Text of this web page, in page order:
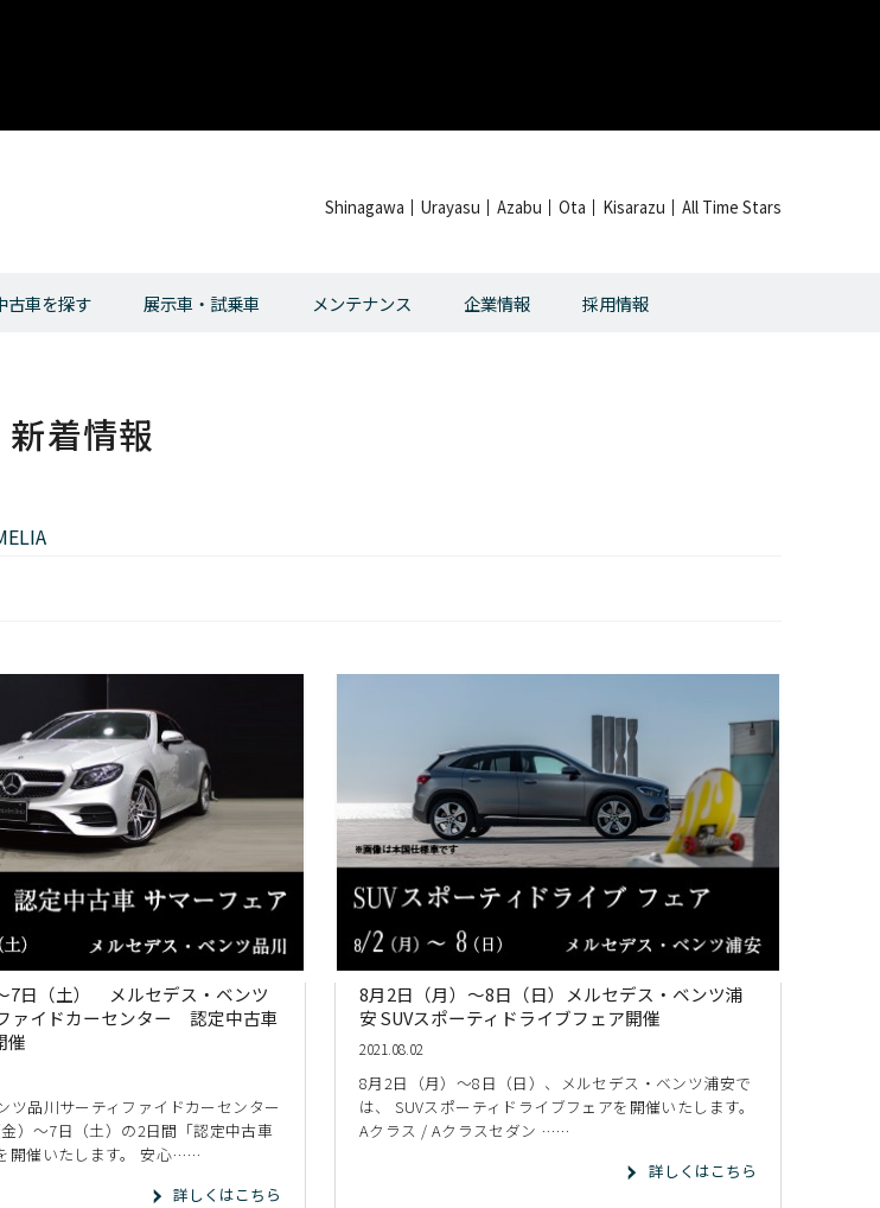
Shinagawa Urayasu Azabu Ota Kisarazu All Time Stars
古車を探す 展示車・試乗車 メンテナンス 企業情報 採用情報
新着情報
7日（土） メルセデス・ベンツ
ァイドカーセンター 認定中古車
催
ツ品川サーティファイドカーセンター
）～7日（土）の2日間「認定中古車
開催いたします。 安心……
詳しくはこちら
8月2日（月）～8日（日）メルセデス・ベンツ浦
安 SUVスポーティドライブフェア開催
2021.08.02
8月2日（月）～8日（日）、メルセデス・ベンツ浦安で
は、 SUVスポーティドライブフェアを開催いたします。
Aクラス / Aクラスセダン ……
詳しくはこちら